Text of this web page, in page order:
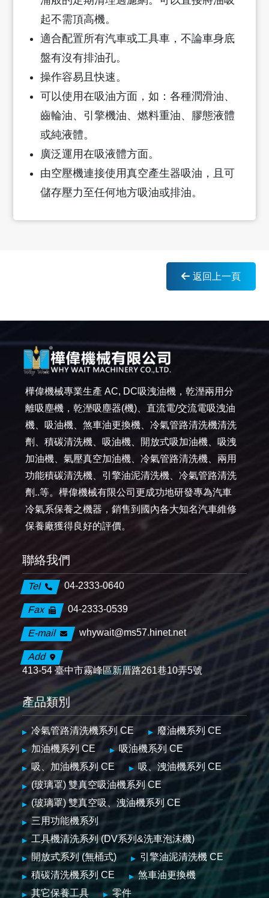
起不需頂高機。
適合配置所有汽車或工具車，不論車身底
盤有沒有排油孔。
操作容易且快速。
可以使用在吸油方面，如：各種潤滑油、
齒輪油、引擎機油、燃料重油、膠態液體
或純液體。
廣泛運用在吸液體方面。
由空壓機連接使用真空產生器吸油，且可
儲存壓力至任何地方吸油或排油。
返回上一頁
樺偉機械專業生產 AC, DC吸洩油機，乾溼兩用分
離吸塵機，乾溼吸塵器(機)、直流電/交流電吸洩油
機、吸油機、煞車油更換機、冷氣管路清洗機清洗
劑、積碳清洗機、吸油機、開放式吸加油機、吸洩
加油機、氣壓真空加油機、冷氣管路清洗機、兩用
功能積碳清洗機、引擎油泥清洗機、冷氣管路清洗
劑..等。樺偉機械有限公司更成功地研發專為汽車
冷氣系保養之機器，銷售到國內各大知名汽車維修
保養廠獲得良好的評價。
聯絡我們
Tel 04-2333-0640
Fax 04-2333-0539
E-mail whywait@ms57.hinet.net
Add
413-54 臺中市霧峰區新厝路261巷10弄5號
產品類別
冷氣管路清洗機系列 CE
廢油機系列 CE
加油機系列 CE
吸油機系列 CE
吸、加油機系列 CE
吸、洩油機系列 CE
(玻璃罩) 雙真空吸油機系列 CE
(玻璃罩) 雙真空吸、洩油機系列 CE
三用功能機系列
工具機清洗系列 (DV系列&洗車泡沫機)
開放式系列 (無桶式)
引擎油泥清洗機 CE
積碳清洗機系列 CE
煞車油更換機
其它保養工具
零件